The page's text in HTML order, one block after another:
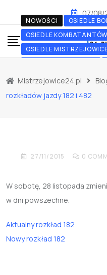
content
07/08/
Mistrzejowice24.pl
rozkładów jazdy 182 i 482
NOWOŚCI
OSIEDLE
OSIEDLE KOMBATANTÓW
OSIEDLE
OSIEDLE SREBRNYCH
OSIEDLE TYSIĄCLECIA
27/11/2015 0
W sobotę, 28 listopada
w dni powszechne.
Aktualny rozkład 182
Nowy rozkład 182